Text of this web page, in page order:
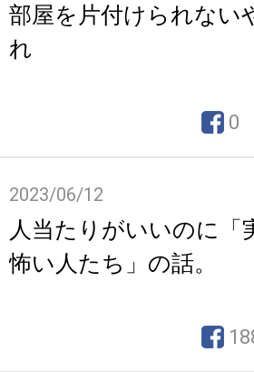
部屋を片付けられない
れ
0
2023/06/12
人当たりがいいのに「
怖い人たち」の話。